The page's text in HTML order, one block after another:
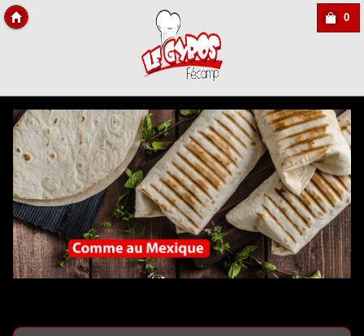
0
Copyright Des-click